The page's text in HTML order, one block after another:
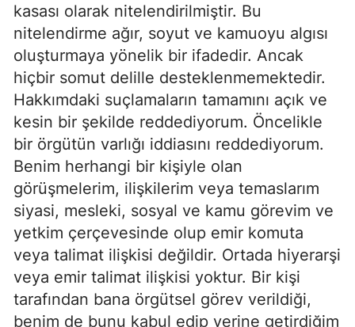
kasası olarak nitelendirilmiştir. Bu
nitelendirme ağır, soyut ve kamuoyu algısı
oluşturmaya yönelik bir ifadedir. Ancak
hiçbir somut delille desteklenmemektedir.
Hakkımdaki suçlamaların tamamını açık ve
kesin bir şekilde reddediyorum. Öncelikle
bir örgütün varlığı iddiasını reddediyorum.
Benim herhangi bir kişiyle olan
görüşmelerim, ilişkilerim veya temaslarım
siyasi, mesleki, sosyal ve kamu görevim ve
yetkim çerçevesinde olup emir komuta
veya talimat ilişkisi değildir. Ortada hiyerarşi
veya emir talimat ilişkisi yoktur. Bir kişi
tarafından bana örgütsel görev verildiği,
benim de bunu kabul edip yerine getirdiğim